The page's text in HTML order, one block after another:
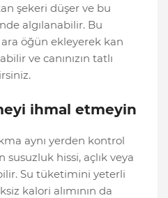
şekeri düşer ve bu
algılanabilir. Bu
öğün ekleyerek kan
ve canınızın tatlı
ihmal etmeyin
aynı yerden kontrol
hissi, açlık veya
Su tüketimini yeterli
kalori alımının da